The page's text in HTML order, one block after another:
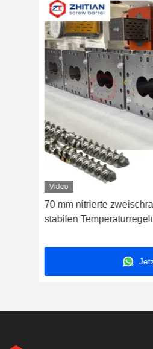
Video
70 mm nitrierte
stabilen